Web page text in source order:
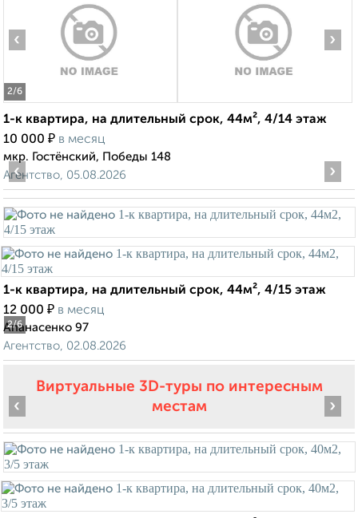
2/6
‹ ›
1-к квартира, на длительный срок, 44м², 4/14 этаж
10 000 ₽ в месяц
мкр. Гостёнский, Победы 148
Агентство, 05.08.2026
2/6
‹ ›
1-к квартира, на длительный срок, 44м², 4/15 этаж
12 000 ₽ в месяц
Апанасенко 97
Агентство, 02.08.2026
Виртуальные 3D-туры по интересным
местам
‹ ›